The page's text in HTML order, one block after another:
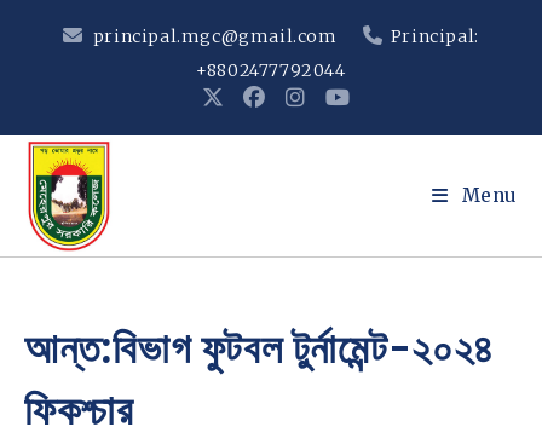
principal.mgc@gmail.com
Principal:
+8802477792044
Menu
আন্ত:বিভাগ ফুটবল টুর্নামেন্ট-২০২৪
ফিকশ্চার